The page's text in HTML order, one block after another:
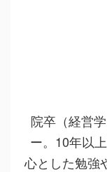
院卒（経営
ー。10年以
心とした勉強